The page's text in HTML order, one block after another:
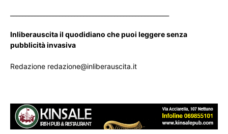
Inliberauscita il quodidiano che puoi leggere senza
pubblicità invasiva
Redazione redazione@inliberauscita.it